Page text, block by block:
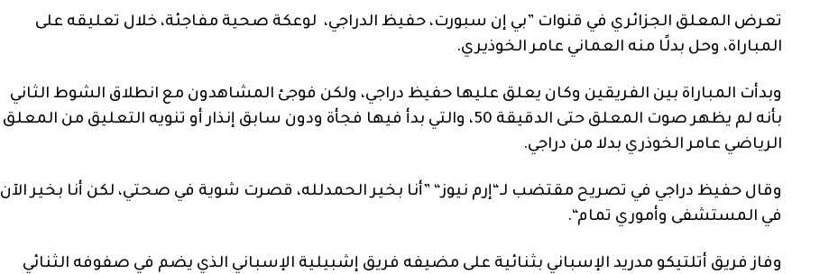
تعرض المعلق الجزائري في قنوات ”بي إن سبورت، حفيظ الدراجي، لوعكة صحية مفاجئة، خلال تعليقه على
المباراة، وحل بدلًا منه العماني عامر الخوذيري.
وبدأت المباراة بين الفريقين وكان يعلق عليها حفيظ دراجي، ولكن فوجئ المشاهدون مع انطلاق الشوط الثاني
بأنه لم يظهر صوت المعلق حتى الدقيقة 50، والتي بدأ فيها فجأة ودون سابق إنذار أو تنويه التعليق من المعلق
الرياضي عامر الخوذري بدلا من دراجي.
وقال حفيظ دراجي في تصريح مقتضب لـ“إرم نيوز“ ”أنا بخير الحمدلله، قصرت شوية في صحتي، لكن أنا بخير الآن
في المستشفى وأموري تمام“.
وفاز فريق أتلتيكو مدريد الإسباني بثنائية على مضيفه فريق إشبيلية الإسباني الذي يضم في صفوفه الثنائي